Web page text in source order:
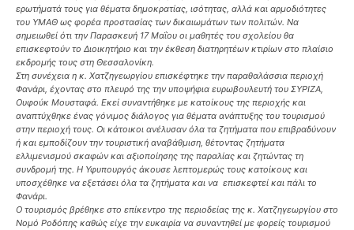
ερωτήματά τους για θέματα δημοκρατίας, ισότητας, αλλά και αρμοδιότητες
του ΥΜΑΘ ως φορέα προστασίας των δικαιωμάτων των πολιτών. Να
σημειωθεί ότι την Παρασκευή 17 Μαΐου οι μαθητές του σχολείου θα
επισκεφτούν το Διοικητήριο και την έκθεση διατηρητέων κτιρίων στο πλαίσιο
εκδρομής τους στη Θεσσαλονίκη.
Στη συνέχεια η κ. Χατζηγεωργίου επισκέφτηκε την παραθαλάσσια περιοχή
Φανάρι, έχοντας στο πλευρό της την υποψήφια ευρωβουλευτή του ΣΥΡΙΖΑ,
Ουφούκ Μουσταφά. Εκεί συναντήθηκε με κατοίκους της περιοχής και
αναπτύχθηκε ένας γόνιμος διάλογος για θέματα ανάπτυξης του τουρισμού
στην περιοχή τους. Οι κάτοικοι ανέλυσαν όλα τα ζητήματα που επιβραδύνουν
ή και εμποδίζουν την τουριστική αναβάθμιση, θέτοντας ζητήματα
ελλιμενισμού σκαφών και αξιοποίησης της παραλίας και ζητώντας τη
συνδρομή της. Η Υφυπουργός άκουσε λεπτομερώς τους κατοίκους και
υποσχέθηκε να εξετάσει όλα τα ζητήματα και να επισκεφτεί και πάλι το
Φανάρι.
Ο τουρισμός βρέθηκε στο επίκεντρο της περιοδείας της κ. Χατζηγεωργίου στο
Νομό Ροδόπης καθώς είχε την ευκαιρία να συναντηθεί με φορείς τουρισμού